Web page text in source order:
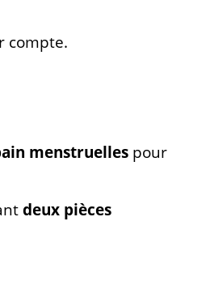
compte.
menstruelles pour
deux pièces